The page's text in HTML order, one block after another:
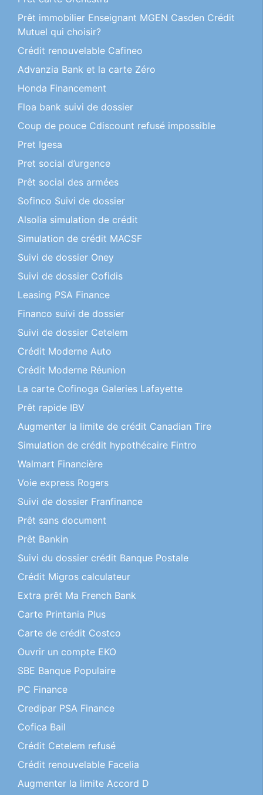
Prêt immobilier Enseignant MGEN Casden Crédit
Mutuel qui choisir?
Crédit renouvelable Cafineo
Advanzia Bank et la carte Zéro
Honda Financement
Floa bank suivi de dossier
Coup de pouce Cdiscount refusé impossible
Pret Igesa
Pret social d’urgence
Prêt social des armées
Sofinco Suivi de dossier
Alsolia simulation de crédit
Simulation de crédit MACSF
Suivi de dossier Oney
Suivi de dossier Cofidis
Leasing PSA Finance
Financo suivi de dossier
Suivi de dossier Cetelem
Crédit Moderne Auto
Crédit Moderne Réunion
La carte Cofinoga Galeries Lafayette
Prêt rapide IBV
Augmenter la limite de crédit Canadian Tire
Simulation de crédit hypothécaire Fintro
Walmart Financière
Voie express Rogers
Suivi de dossier Franfinance
Prêt sans document
Prêt Bankin
Suivi du dossier crédit Banque Postale
Crédit Migros calculateur
Extra prêt Ma French Bank
Carte Printania Plus
Carte de crédit Costco
Ouvrir un compte EKO
SBE Banque Populaire
PC Finance
Credipar PSA Finance
Cofica Bail
Crédit Cetelem refusé
Crédit renouvelable Facelia
Augmenter la limite Accord D